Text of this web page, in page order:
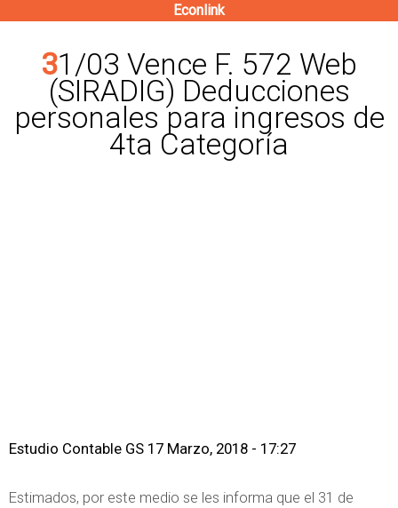
contenido
principal
Econlink
31/03 Vence F. 572 Web
(SIRADIG) Deducciones
personales para ingresos de
4ta Categoría
Estudio Contable GS 17 Marzo, 2018 - 17:27
Estimados, por este medio se les informa que el 31 de